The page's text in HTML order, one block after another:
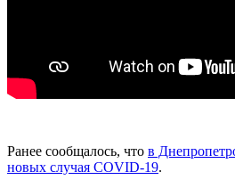
Ранее сообщалось, что в
новых случая COVID-19.